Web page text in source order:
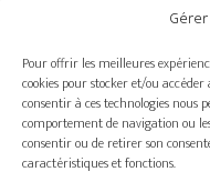
Pour offrir les meilleures
cookies pour stocker et/ou
consentir à ces technologies nous
comportement de navigation ou
consentir ou de retirer son
caractéristiques et fonctions.
ORDINATEUR
Ordinateur – Moniteur
Câble
Batterie ECOFLOW –